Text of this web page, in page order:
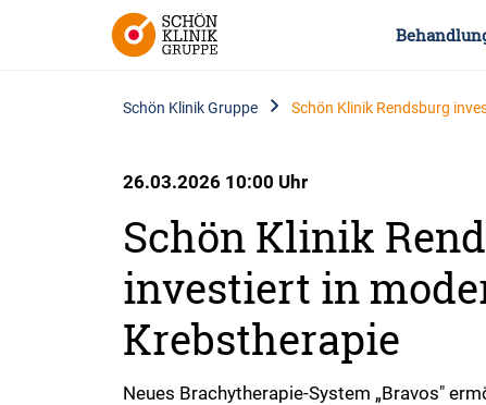
Schön Klinik Gruppe Schön Klinik Rendsburg
26.03.2026 10:00 Uhr
Schön Klinik
investiert in
Krebstherapie
Neues Brachytherapie-System „Bravos"